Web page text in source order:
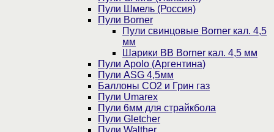
Пули Шмель (Россия)
Пули Borner
Пули свинцовые Borner кал. 4,5
мм
Шарики BB Borner кал. 4,5 мм
Пули Apolo (Аргентина)
Пули ASG 4,5мм
Баллоны CO2 и Грин газ
Пули Umarex
Пули 6мм для страйкбола
Пули Gletcher
Пули Walther